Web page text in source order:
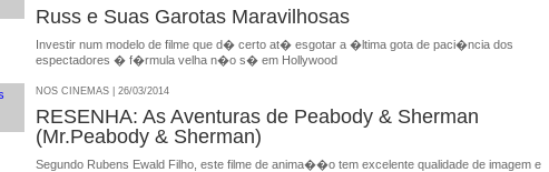
Russ e Suas Garotas Maravilhosas
Investir num modelo de filme que d� certo at� esgotar a �ltima gota de paci�ncia dos
espectadores � f�rmula velha n�o s� em Hollywood
NOS CINEMAS | 26/03/2014
RESENHA: As Aventuras de Peabody & Sherman
(Mr.Peabody & Sherman)
Segundo Rubens Ewald Filho, este filme de anima��o tem excelente qualidade de imagem e